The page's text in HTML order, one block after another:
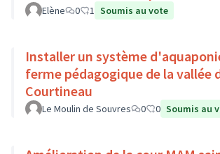
Elène 0 1 Soumis au vote
Installer un système
ferme pédagogique de la vallée
Courtineau
Le Moulin de Souvres 0 0 Soumis au